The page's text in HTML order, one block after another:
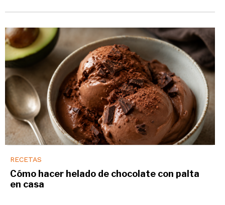
RECETAS
Cómo hacer helado de chocolate con palta
en casa